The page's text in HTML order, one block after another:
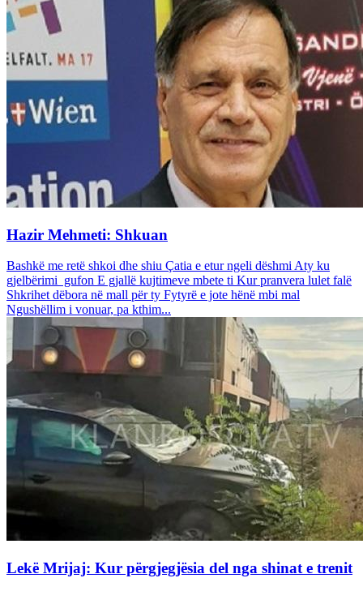
Hazir Mehmeti: Shkuan
Bashkë me retë shkoi dhe shiu Çatia e etur ngeli dëshmi Aty ku
gjelbërimi gufon E gjallë kujtimeve mbete ti Kur pranvera lulet falë
Shkrihet dëbora në mall për ty Fytyrë e jote hënë mbi mal
Ngushëllim i vonuar, pa kthim...
Lekë Mrijaj: Kur përgjegjësia del nga shinat e trenit